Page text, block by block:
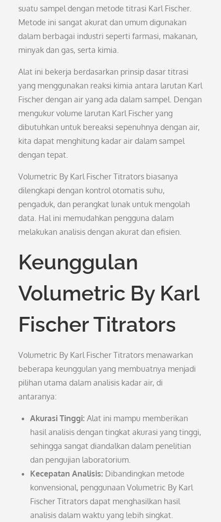
suatu sampel dengan metode titrasi Karl Fischer.
Metode ini sangat akurat dan umum digunakan
dalam berbagai industri seperti farmasi, makanan,
minyak dan gas, serta kimia.
Alat ini bekerja berdasarkan prinsip dasar titrasi
yang menggunakan reaksi kimia antara larutan Karl
Fischer dengan air yang ada dalam sampel. Dengan
mengukur volume larutan Karl Fischer yang
dibutuhkan untuk bereaksi sepenuhnya dengan air,
kita dapat menghitung kadar air dalam sampel
dengan tepat.
Volumetric By Karl Fischer Titrators biasanya
dilengkapi dengan kontrol otomatis suhu,
pengaduk, dan perangkat lunak untuk mengolah
data. Hal ini memudahkan pengguna dalam
melakukan analisis dengan akurat dan efisien.
Keunggulan
Volumetric By Karl
Fischer Titrators
Volumetric By Karl Fischer Titrators menawarkan
beberapa keunggulan yang membuatnya menjadi
pilihan utama dalam analisis kadar air, di
antaranya:
Akurasi Tinggi: Alat ini mampu memberikan
hasil analisis dengan tingkat akurasi yang tinggi,
sehingga sangat diandalkan dalam penelitian
dan pengujian laboratorium.
Kecepatan Analisis: Dibandingkan metode
konvensional, penggunaan Volumetric By Karl
Fischer Titrators dapat menghasilkan hasil
analisis dalam waktu yang lebih singkat.